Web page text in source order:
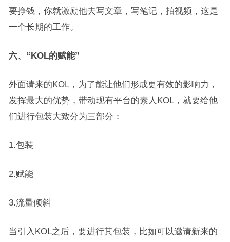
要挣钱，你就激励他去写文章，写笔记，拍视频，这是
一个长期的工作。
六、“KOL的赋能”
外面请来的KOL，为了能让他们形成更有效的影响力，
发挥最大的优势，带动现有平台的素人KOL，就要给他
们进行包装大致分为三部分：
1.包装
2.赋能
3.流量倾斜
当引入KOL之后，要进行其包装，比如可以邀请新来的